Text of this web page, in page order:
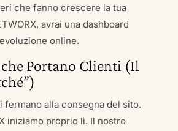
che fanno crescere la tua
avrai una dashboard
online.
Portano Clienti (Il
fermano alla consegna del sito.
iniziamo proprio lì. Il nostro